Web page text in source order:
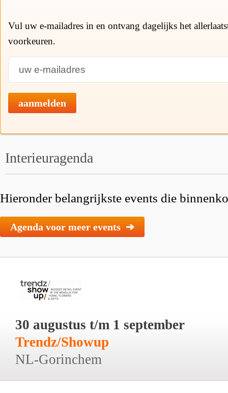
Vul uw e-mailadres in en ontvang dagelijks het
voorkeuren.
aanmelden
Interieuragenda
Hieronder belangrijkste events die
Agenda voor meer events ➔
30 augustus t/m 1 september
Trendz/Showup
NL-Gorinchem